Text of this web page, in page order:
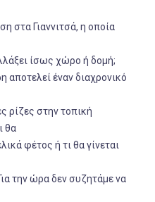
στα Γιαννιτσά, η οποία
ίσως χώρο ή δομή;
έναν διαχρονικό
ρίζες στην τοπική
θα
φέτος ή τι θα γίνεται
την ώρα δεν συζητάμε να